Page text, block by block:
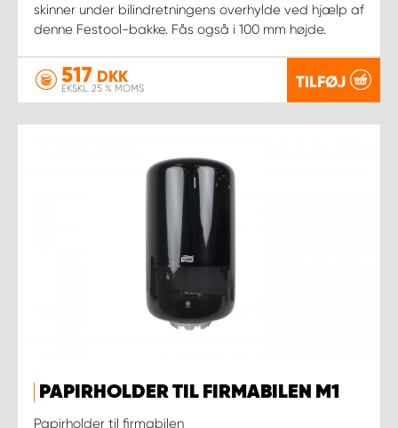
skinner under bilindretningens overhylde ved hjælp af
denne Festool-bakke. Fås også i 100 mm højde.
517 DKK
EKSKL. 25 % MOMS TILFØJ
PAPIRHOLDER TIL FIRMABILEN M1
Papirholder til firmabilen